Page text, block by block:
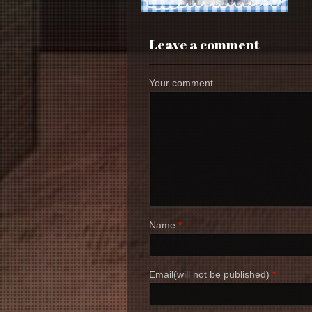
Leave a comment
Your comment
Name *
Email(will not be published) *